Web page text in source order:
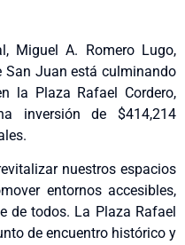
Miguel A. Romero Lugo,
Juan está culminando
la Plaza Rafael Cordero,
inversión de $414,214
nuestros espacios
entornos accesibles,
de todos. La Plaza Rafael
de encuentro histórico y